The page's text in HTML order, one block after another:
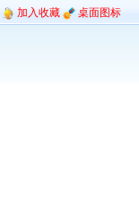
加入收藏 桌面图标